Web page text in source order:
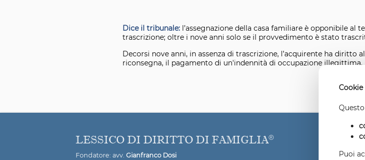
Puoi
Dice il tribunale:l’assegnazione della casa familiare è opponibile al
trascrizione; oltre i nove anni solo se il provvedimento è stato
Decorsi nove anni, in assenza di trascrizione, l’acquirente ha diritto
riconsegna, il pagamento di un'indennità di occupazione illegittima.
LESSICO DI DIRITTO DI FAMIGLIA
Fondatore: avv. Gianfranco Dosi